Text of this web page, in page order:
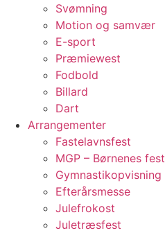
Svømning
Motion og samvær
E-sport
Præmiewest
Fodbold
Billard
Dart
Arrangementer
Fastelavnsfest
MGP – Børnenes fest
Gymnastikopvisning
Efterårsmesse
Julefrokost
Juletræsfest